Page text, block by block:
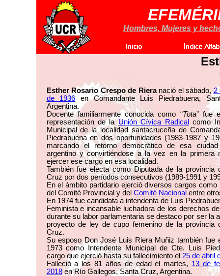
Hombres, Mujeres y
Esther Rosario Crespo de Rieranació el sábado, 2
de 1936 en Comandante Luis Piedrabuena,
Argentina.
Docente familiarmente conocida como “Tota” fue
representación de laUnión Cívica Radical
como
Municipal de la localidad santacruceña de
Piedrabuena en dos oportunidades (1983-1987 y
marcando el retorno democrático de esa
argentino y convirtiéndose a la vez en la primera
ejercer ese cargo en esa localidad.
También fue electa como Diputada de la provincia
Cruz por dos períodos consecutivos (1989-1991 y
En el ámbito partidario ejerció diversos cargos como
del Comité Provincial y del Comité Nacional entre
En 1974 fue candidata a intendenta de Luis
Feminista e incansable luchadora de los derechos
durante su labor parlamentaria se destaco por ser la
proyecto de ley de cupo femenino de la provincia
Cruz.
Su esposo Don José Luis Riera Muñiz también fue
1973 como Intendente Municipal de Cte. Luis
cargo que ejerció hasta su fallecimiento el 25 de abril
Falleció a los 81 años de edad el martes, 13 de
2018en Río Gallegos, Santa Cruz, Argentina.